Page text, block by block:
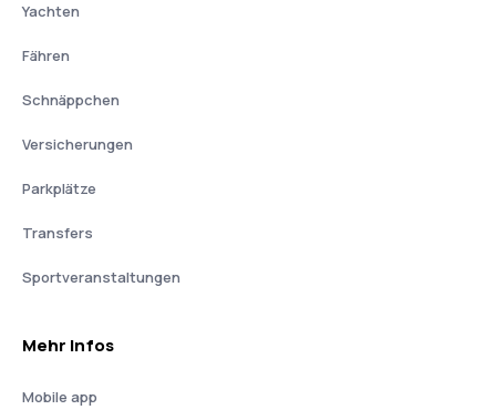
Yachten
Fähren
Schnäppchen
Versicherungen
Parkplätze
Transfers
Sportveranstaltungen
Mehr Infos
Mobile app